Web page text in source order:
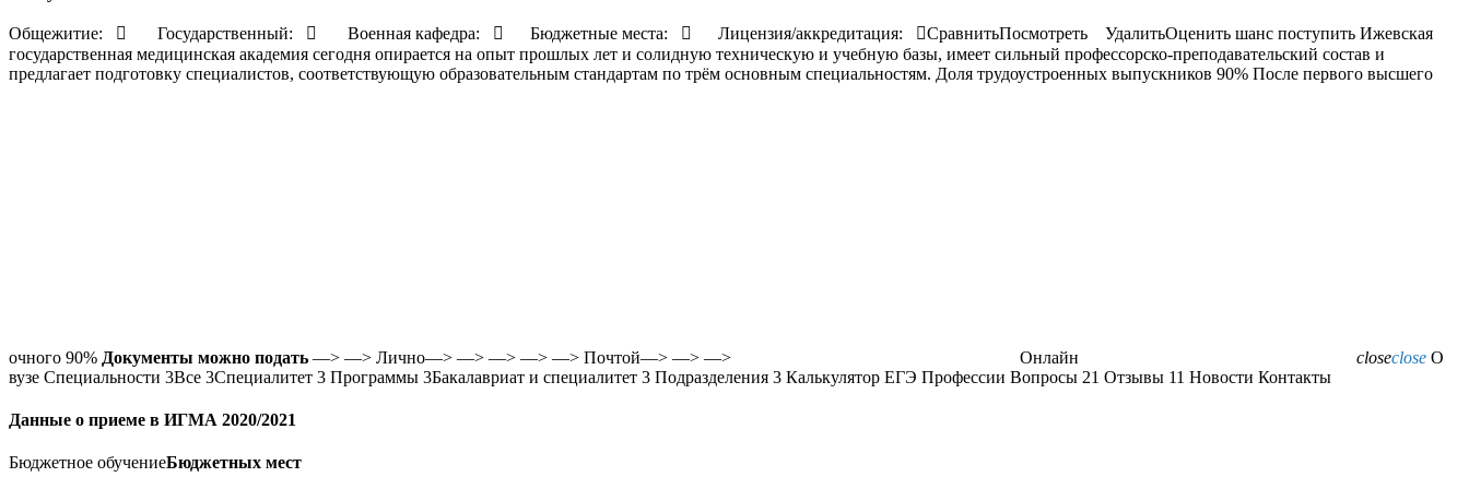
Общежитие:  Государственный:  Военная кафедра:  Бюджетные места:  Лицензия/аккредитация: СравнитьПосмотреть УдалитьОценить шанс поступить Ижевская
государственная медицинская академия сегодня опирается на опыт прошлых лет и солидную техническую и учебную базы, имеет сильный профессорско-преподавательский состав и
предлагает подготовку специалистов, соответствующую образовательным стандартам по трём основным специальностям. Доля трудоустроенных выпускников 90% После первого высшего
очного 90% Документы можно подать —> —> Лично—> —> —> —> —> Почтой—> —> —> Онлайн closeclose О
вузе Специальности 3Все 3Специалитет 3 Программы 3Бакалавриат и специалитет 3 Подразделения 3 Калькулятор ЕГЭ Профессии Вопросы 21 Отзывы 11 Новости Контакты
Данные о приеме в ИГМА 2020/2021
Бюджетное обучениеБюджетных мест